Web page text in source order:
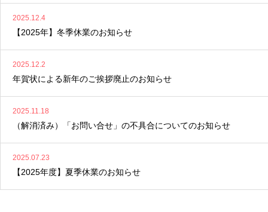
2025.12.4
【2025年】冬季休業のお知らせ
2025.12.2
年賀状による新年のご挨拶廃止のお知らせ
2025.11.18
（解消済み）「お問い合せ」の不具合についてのお知らせ
2025.07.23
【2025年度】夏季休業のお知らせ